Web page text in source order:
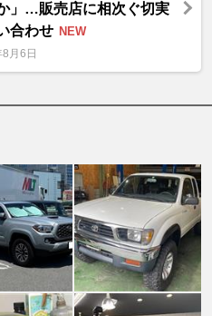
」…販売店に相次ぐ切実
合わせ NEW
月6日